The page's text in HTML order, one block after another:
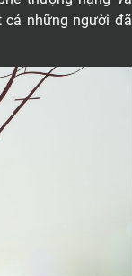
cả những người đã